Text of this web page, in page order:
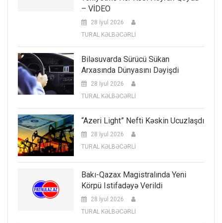
– VİDEO
28 İyul 2026
TURAL KƏLBƏCƏRLİ
Biləsuvarda Sürücü Sükan
Arxasında Dünyasını Dəyişdi
28 İyul 2026
TURAL KƏLBƏCƏRLİ
“Azeri Light” Nefti Kəskin Ucuzlaşdı
28 İyul 2026
TURAL KƏLBƏCƏRLİ
Bakı-Qazax Magistralında Yeni
Körpü Istifadəyə Verildi
28 İyul 2026
TURAL KƏLBƏCƏRLİ